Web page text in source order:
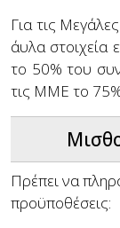
Για τις
άυλα στοιχεία
το 50% του
τις ΜΜΕ το
Πρέπει να
προϋποθέσεις: